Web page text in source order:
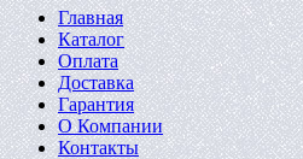
Главная
Каталог
Оплата
Доставка
Гарантия
О Компании
Контакты